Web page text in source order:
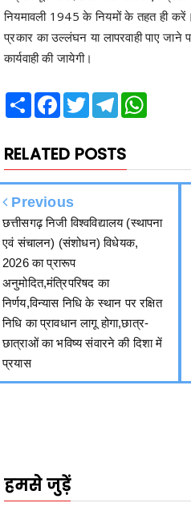
कार्यवाही की जायेगी।
ShareFacebook
RELATED POSTS
Previous
एवं संचालन) (संशोधन) विधेयक,
2026 का प्रारूप
अनुमोदित,मंत्रिपरिषद का
निर्णय,विन्यास निधि के स्थान पर रक्षित
निधि का प्रावधान लागू होगा,छात्र-
छात्राओं का भविष्य संवारने की दिशा में
प्रयास
2340